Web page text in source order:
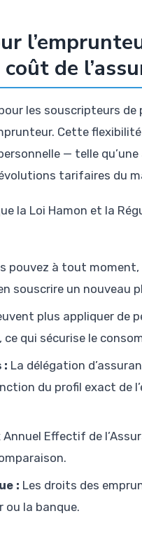
de
les souscripteurs
Cette
— telle
tarifaires du
la Loi Hamon et la
pouvez à tout
souscrire un nouveau
plus appliquer de
ce qui sécurise le
: La délégation
du profil exact de
Annuel Effectif de
: Les droits des
ou la banque.